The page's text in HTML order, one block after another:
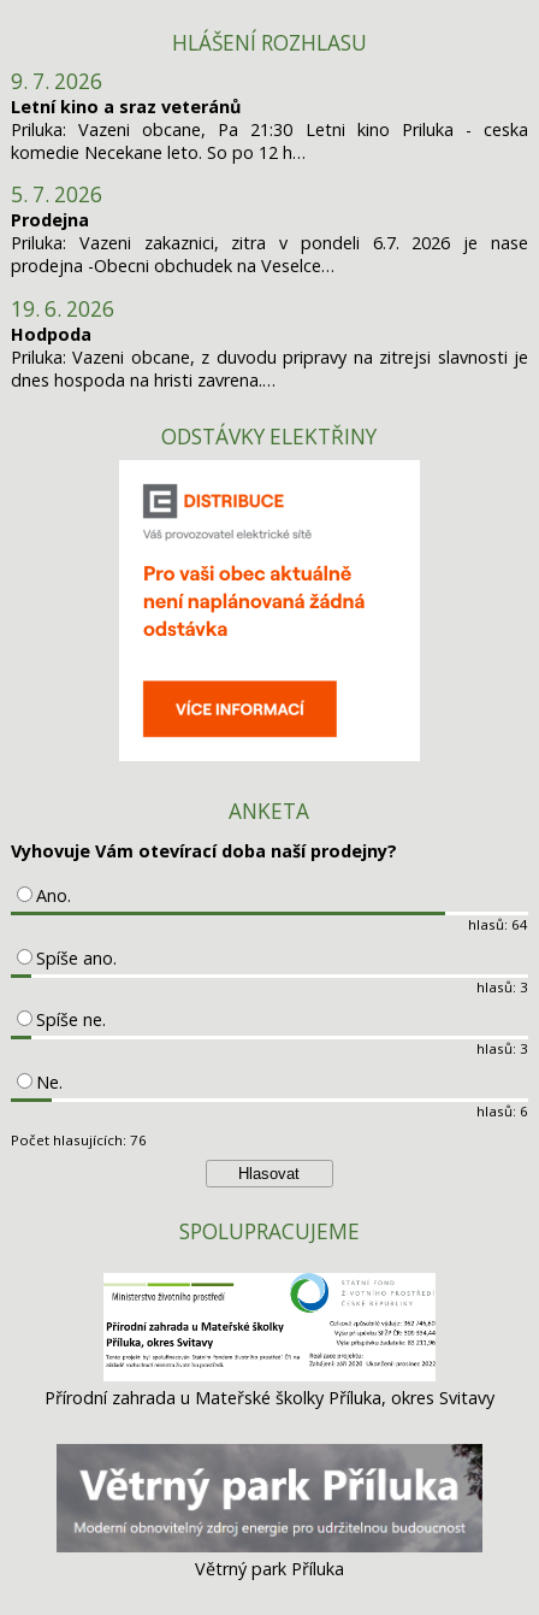
HLÁŠENÍ ROZHLASU
9. 7. 2026
Letní kino a sraz veteránů
Priluka: Vazeni obcane, Pa 21:30 Letni kino Priluka - ceska
komedie Necekane leto. So po 12 h…
5. 7. 2026
Prodejna
Priluka: Vazeni zakaznici, zitra v pondeli 6.7. 2026 je nase
prodejna -Obecni obchudek na Veselce…
19. 6. 2026
Hodpoda
Priluka: Vazeni obcane, z duvodu pripravy na zitrejsi slavnosti je
dnes hospoda na hristi zavrena.…
ODSTÁVKY ELEKTŘINY
ANKETA
Vyhovuje Vám otevírací doba naší prodejny?
Ano.
hlasů: 64
Spíše ano.
hlasů: 3
Spíše ne.
hlasů: 3
Ne.
hlasů: 6
Počet hlasujících: 76
SPOLUPRACUJEME
Přírodní zahrada u Mateřské školky Příluka, okres Svitavy
Větrný park Příluka